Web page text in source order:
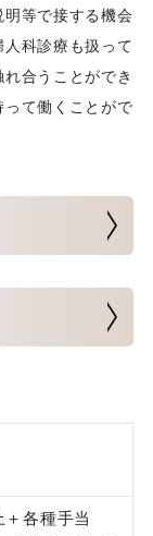
等で接する機会
科診療も扱って
合うことができ
て働くことがで
各種手当